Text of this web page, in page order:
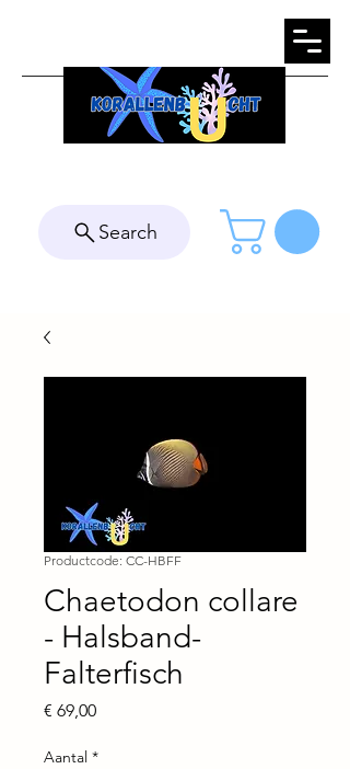
Search
Productcode: CC-HBFF
Chaetodon collare
- Halsband-
Falterfisch
€ 69,00Prijs
Aantal *